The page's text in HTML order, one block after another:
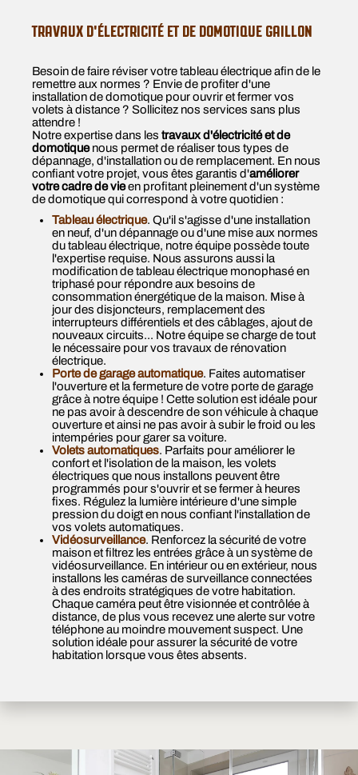
TRAVAUX D'ÉLECTRICITÉ ET DE DOMOTIQUE GAILLON
Besoin de faire réviser votre tableau électrique afin de le
remettre aux normes ? Envie de profiter d'une
installation de domotique pour ouvrir et fermer vos
volets à distance ? Sollicitez nos services sans plus
attendre !
Notre expertise dans les travaux d'électricité et de
domotiquenous permet de réaliser tous types de
dépannage, d'installation ou de remplacement. En nous
confiant votre projet, vous êtes garantis d'améliorer
votre cadre de vieen profitant pleinement d'un système
de domotique qui correspond à votre quotidien :
Tableau électrique. Qu'il s'agisse d'une installation
en neuf, d'un dépannage ou d'une mise aux normes
du tableau électrique, notre équipe possède toute
l'expertise requise. Nous assurons aussi la
modification de tableau électrique monophasé en
triphasé pour répondre aux besoins de
consommation énergétique de la maison. Mise à
jour des disjoncteurs, remplacement des
interrupteurs différentiels et des câblages, ajout de
nouveaux circuits... Notre équipe se charge de tout
le nécessaire pour vos travaux de rénovation
électrique.
Porte de garage automatique. Faites automatiser
l'ouverture et la fermeture de votre porte de garage
grâce à notre équipe ! Cette solution est idéale pour
ne pas avoir à descendre de son véhicule à chaque
ouverture et ainsi ne pas avoir à subir le froid ou les
intempéries pour garer sa voiture.
Volets automatiques. Parfaits pour améliorer le
confort et l'isolation de la maison, les volets
électriques que nous installons peuvent être
programmés pour s'ouvrir et se fermer à heures
fixes. Régulez la lumière intérieure d'une simple
pression du doigt en nous confiant l'installation de
vos volets automatiques.
Vidéosurveillance. Renforcez la sécurité de votre
maison et filtrez les entrées grâce à un système de
vidéosurveillance. En intérieur ou en extérieur, nous
installons les caméras de surveillance connectées
à des endroits stratégiques de votre habitation.
Chaque caméra peut être visionnée et contrôlée à
distance, de plus vous recevez une alerte sur votre
téléphone au moindre mouvement suspect. Une
solution idéale pour assurer la sécurité de votre
habitation lorsque vous êtes absents.